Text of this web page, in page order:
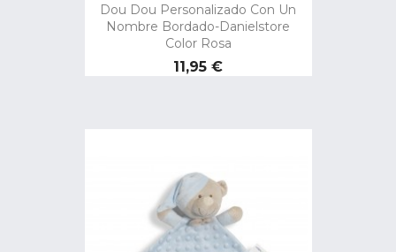
Dou Dou Personalizado Con Un
Nombre Bordado-Danielstore
Color Rosa
Precio
11,95 €